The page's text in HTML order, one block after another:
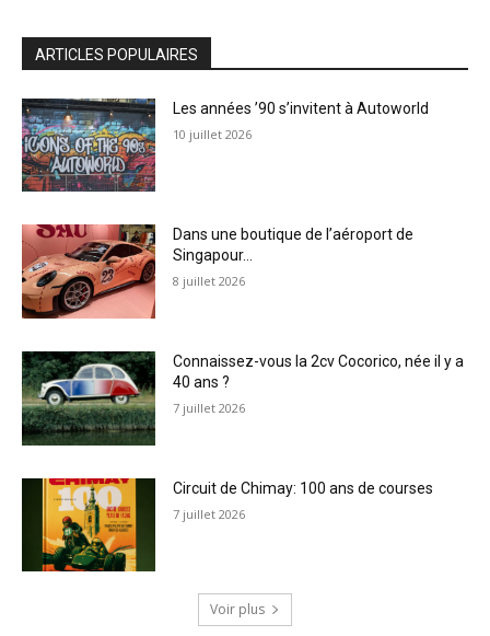
ARTICLES POPULAIRES
Les années ’90 s’invitent à Autoworld
10 juillet 2026
Dans une boutique de l’aéroport de
Singapour…
8 juillet 2026
Connaissez-vous la 2cv Cocorico, née il y a
40 ans ?
7 juillet 2026
Circuit de Chimay: 100 ans de courses
7 juillet 2026
Voir plus